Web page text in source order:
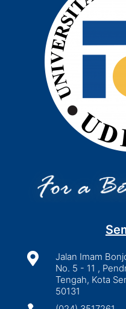

Jalan Imam
No. 5 - 11 ,
Tengah, Kota
50131